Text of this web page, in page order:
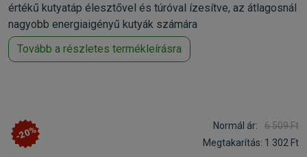
értékű kutyatáp élesztővel és túróval ízesítve, az átlagosnál
nagyobb energiaigényű kutyák számára
Tovább a részletes termékleírásra
-20% Normál ár:
6 509 Ft
Megtakarítás: 1 302 Ft